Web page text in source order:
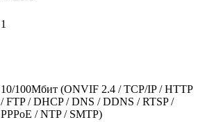
1
10/100Мбит (ONVIF 2.4 / TCP/IP / HTTP
/ FTP / DHCP / DNS / DDNS / RTSP /
PPPoE / NTP / SMTP)